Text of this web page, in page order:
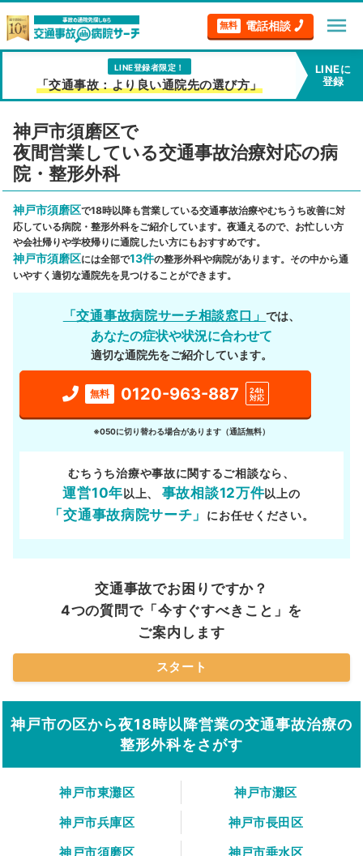
無料 電話相談 menu
LINE登録者限定！
「交通事故：より良い通院先の選び方」
LINEに
登録
神戸市須磨区で
夜間営業している交通事故治療対応の病
院・整形外科
神戸市須磨区で18時以降も営業している交通事故治療やむちうち改善に対
応している病院・整形外科をご紹介しています。夜通えるので、お忙しい方
や会社帰りや学校帰りに通院したい方にもおすすめです。
神戸市須磨区には全部で13件の整形外科や病院があります。その中から通
いやすく適切な通院先を見つけることができます。
「交通事故病院サーチ相談窓口」では、
あなたの症状や状況に合わせて
適切な通院先をご紹介しています。
無料 0120-963-887
24h
対応
※050に切り替わる場合があります（通話無料）
むちうち治療や事故に関するご相談なら、
運営10年以上、 事故相談12万件以上の
「交通事故病院サーチ」 にお任せください。
交通事故でお困りですか？
4つの質問で「今すぐすべきこと」を
ご案内します
スタート
神戸市の区から夜18時以降営業の交通事故治療の
整形外科をさがす
神戸市東灘区
神戸市灘区
神戸市兵庫区
神戸市長田区
神戸市須磨区
神戸市垂水区